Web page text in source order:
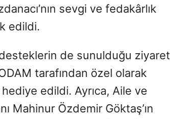
sevgi ve fedakârlık
edildi.
de sunulduğu ziyaret
tarafından özel olarak
edildi. Ayrıca, Aile ve
Mahinur Özdemir Göktaş’ın